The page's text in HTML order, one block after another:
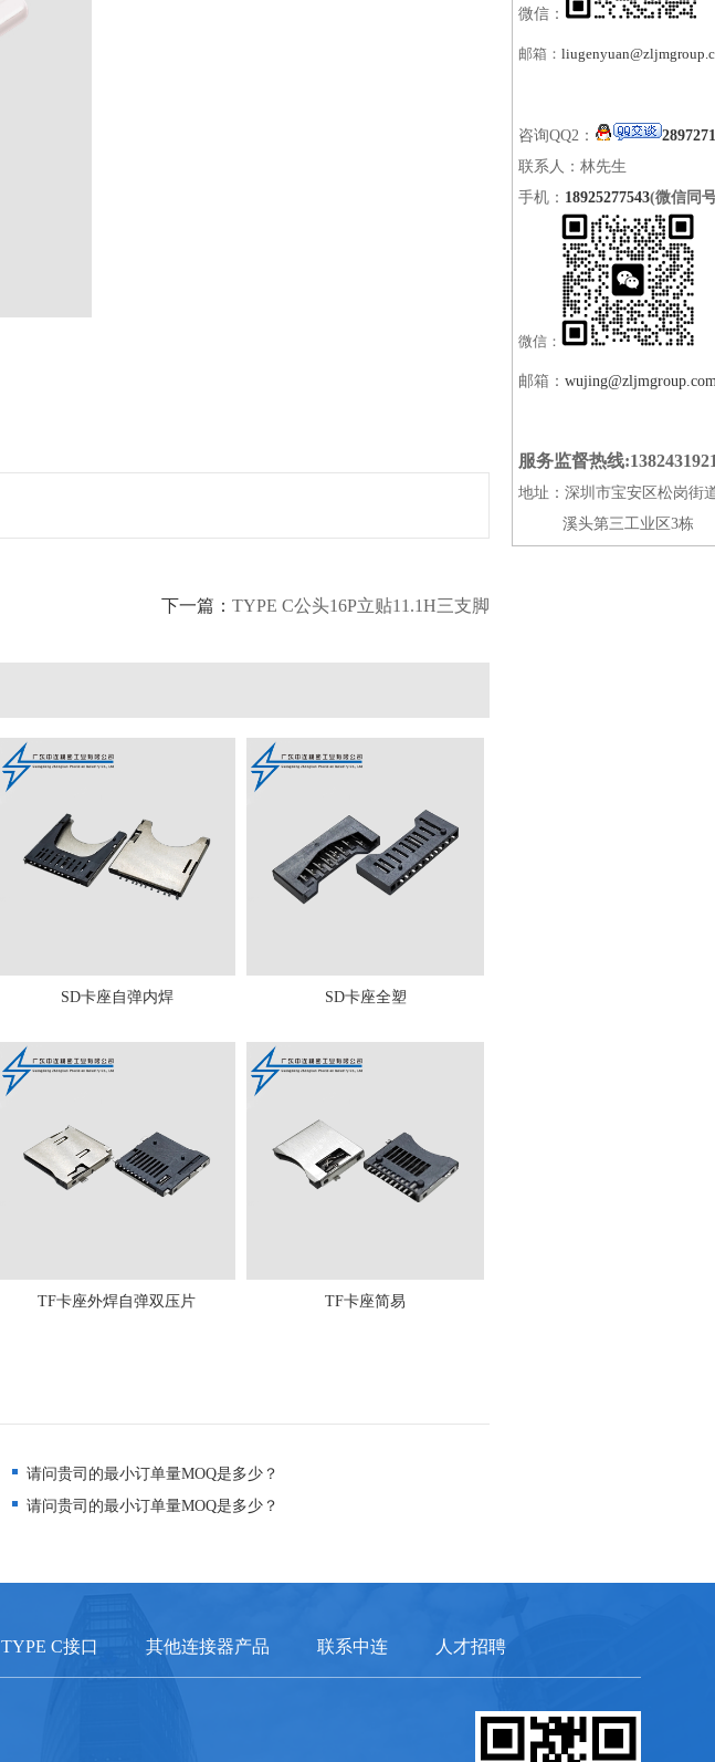
下一篇： TYPE C公头16P立贴11.1H三支脚
SD卡座自弹内焊 SD卡座全塑
TF卡座外焊自弹双压片 TF卡座简易
请问贵司的最小订单量MOQ是多少？
请问贵司的最小订单量MOQ是多少？
微信：
邮箱：
咨询QQ2：
联系人：林先生
手机： 18925277543(微信同
微信：
邮箱：
服务监督热线
地址：深圳市宝安区松岗街
溪头第三工业区3栋
TYPE C接口 其他连接器产品 联系中连 人才招聘